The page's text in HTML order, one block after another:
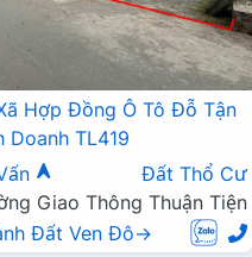
Hợp Đồng Ô Tô Đỗ Tận
TL419
Đất Thổ Cư
Giao Thông Thuận Tiện
Đất Ven Đô→